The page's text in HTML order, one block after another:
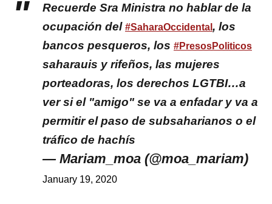
Recuerde Sra Ministra no hablar de la
ocupación del #SaharaOccidental , los
bancos pesqueros, los #PresosPoliticos
saharauis y rifeños, las mujeres
porteadoras, los derechos LGTBI…a
ver si el "amigo" se va a enfadar y va a
permitir el paso de subsaharianos o el
tráfico de hachís
— Mariam_moa (@moa_mariam)
January 19, 2020